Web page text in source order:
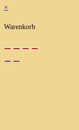
×
Warenkorb